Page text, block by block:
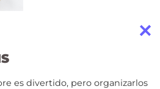
es divertido, pero organizarlos